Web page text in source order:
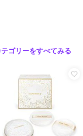
ゴリーをすべてみる